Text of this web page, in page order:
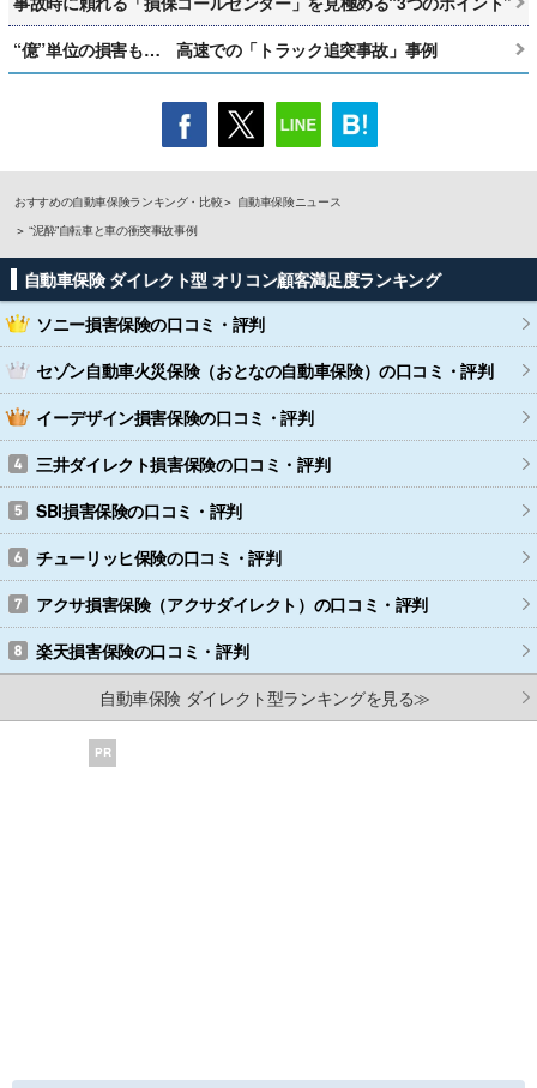
“億”単位の損害も… 高速での「トラック追突事故」事例
おすすめの自動車保険ランキング・比較
自動車保険ニュース
“泥酔”自転車と車の衝突事故事例
自動車保険 ダイレクト型 オリコン顧客満足度ランキング
ソニー損害保険の口コミ・評判
セゾン自動車火災保険（おとなの自動車保険）の口コミ・評判
イーデザイン損害保険の口コミ・評判
三井ダイレクト損害保険の口コミ・評判
SBI損害保険の口コミ・評判
チューリッヒ保険の口コミ・評判
アクサ損害保険（アクサダイレクト） の口コミ・評判
楽天損害保険の口コミ・評判
自動車保険 ダイレクト型ランキングを見る≫
PR